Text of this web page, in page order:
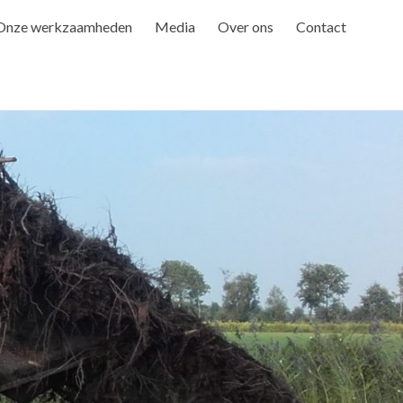
werkzaamheden Media Over ons Contact